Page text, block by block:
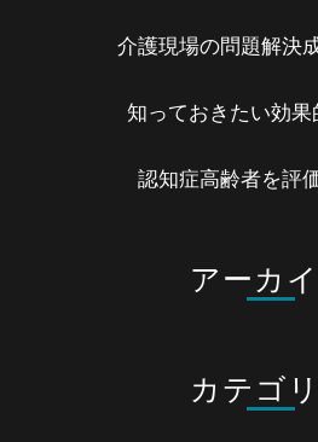
介護現場の問題解決
知っておきたい効果
認知症高齢者を評
アーカ
カテゴ